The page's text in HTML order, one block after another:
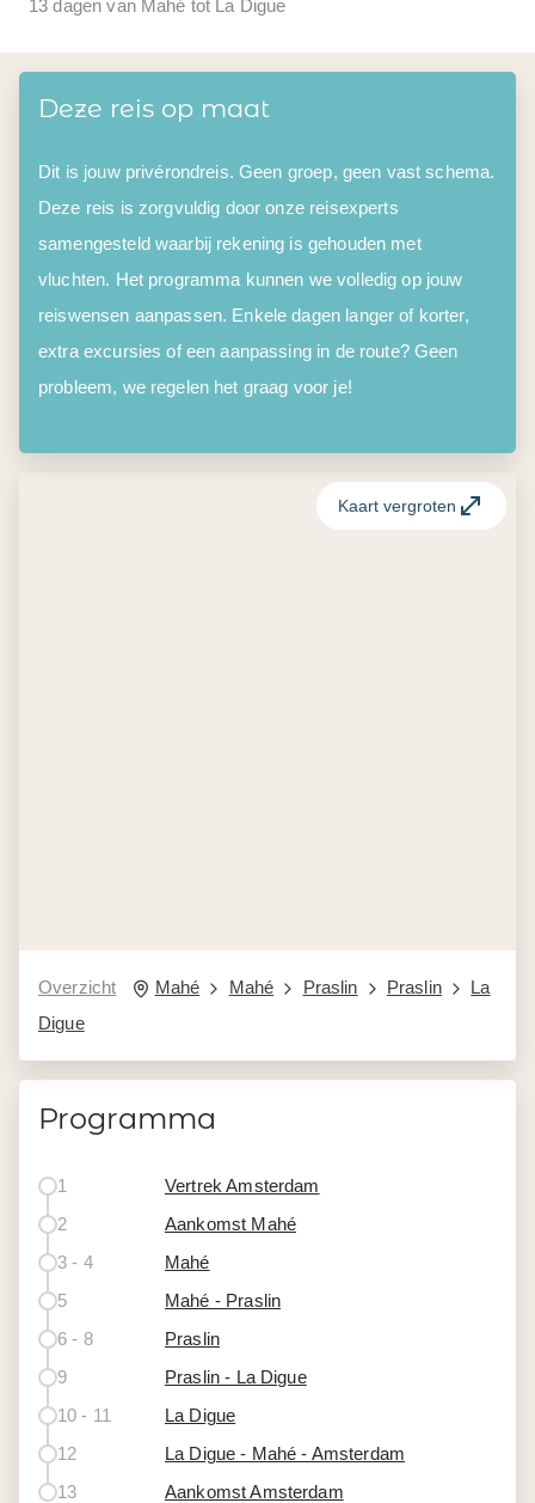
13 dagen van Mahé tot La Digue
Deze reis op maat
Dit is jouw privérondreis. Geen groep, geen vast schema.
Deze reis is zorgvuldig door onze reisexperts
samengesteld waarbij rekening is gehouden met
vluchten. Het programma kunnen we volledig op jouw
reiswensen aanpassen. Enkele dagen langer of korter,
extra excursies of een aanpassing in de route? Geen
probleem, we regelen het graag voor je!
Overzicht Mahé Mahé Praslin Praslin
La
Digue
Kaart vergroten
Programma
1
Vertrek Amsterdam
2
Aankomst Mahé
3 - 4
Mahé
5
Mahé - Praslin
6 - 8
Praslin
9
Praslin - La Digue
10 - 11
La Digue
12
La Digue - Mahé - Amsterdam
13
Aankomst Amsterdam